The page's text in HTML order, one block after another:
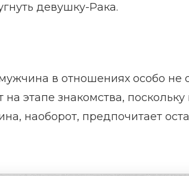
девушку-Рака.
в отношениях особо не
этапе знакомства,
наоборот, предпочитает